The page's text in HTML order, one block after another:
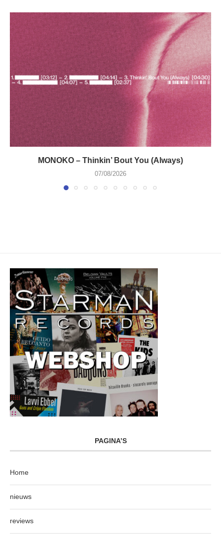
MONOKO – Thinkin’ Bout You (Always)
07/08/2026
PAGINA’S
Home
nieuws
reviews